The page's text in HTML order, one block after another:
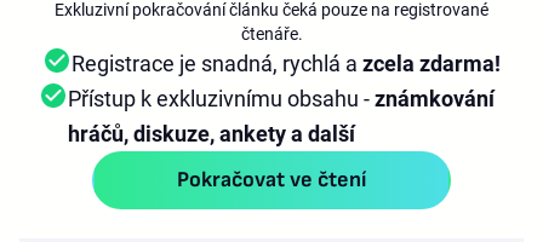
Exkluzivní pokračování článku čeká pouze na registrované
čtenáře.
Registrace je snadná, rychlá a zcela zdarma!
Přístup k exkluzivnímu obsahu -známkování
hráčů, diskuze, ankety a další
Pokračovat ve čtení